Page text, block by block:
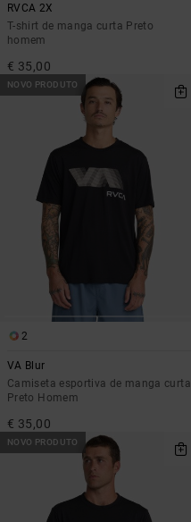
RVCA 2X
T-shirt de manga curta Preto
homem
€ 35,00
NOVO PRODUTO
2
VA Blur
Camiseta esportiva de manga curta
Preto Homem
€ 35,00
NOVO PRODUTO